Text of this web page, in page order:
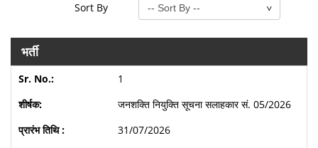
Sort By
भर्ती
1
जनशक्ति नियुक्ति सूचना सलाहकार सं. 05/2026
31/07/2026